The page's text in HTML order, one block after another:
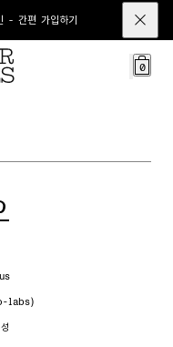
- 간편 가입하기
0
labs)